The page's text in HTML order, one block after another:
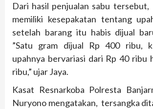
Dari hasil penjualan sabu
memiliki kesepakatan tentang
setelah barang itu habis dijual
”Satu gram dijual Rp 400 ribu,
upahnya bervariasi dari Rp 40 ribu
ribu,” ujar Jaya.
Kasat Resnarkoba Polresta
Nuryono mengatakan, tersangka